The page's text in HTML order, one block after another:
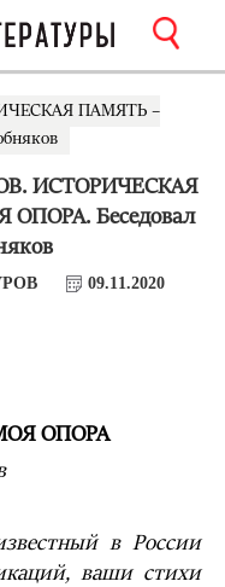
ПАМЯТЬ –
ИСТОРИЧЕСКАЯ
Беседовал
09.11.2020
ОПОРА
в России
ваши стихи